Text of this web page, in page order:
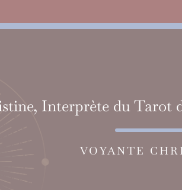
Interprète du Tarot
VOYANTE